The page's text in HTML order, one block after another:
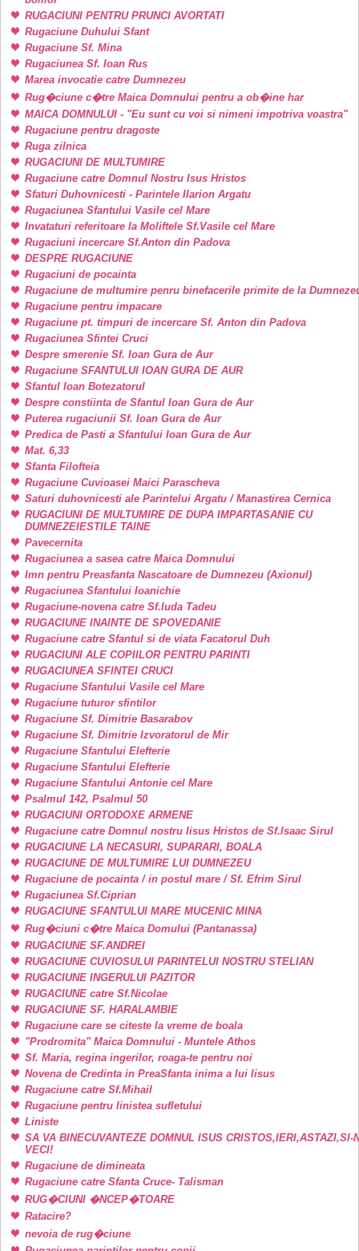
RUGACIUNI PENTRU PRUNCI AVORTATI
Rugaciune Duhului Sfant
Rugaciune Sf. Mina
Rugaciunea Sf. Ioan Rus
Marea invocatie catre Dumnezeu
Rug�ciune c�tre Maica Domnului pentru a ob�ine har
MAICA DOMNULUI - "Eu sunt cu voi si nimeni impotriva voastra"
Rugaciune pentru dragoste
Ruga zilnica
RUGACIUNI DE MULTUMIRE
Rugaciune catre Domnul Nostru Isus Hristos
Sfaturi Duhovnicesti - Parintele Ilarion Argatu
Rugaciunea Sfantului Vasile cel Mare
Invataturi referitoare la Moliftele Sf.Vasile cel Mare
Rugaciuni incercare Sf.Anton din Padova
DESPRE RUGACIUNE
Rugaciuni de pocainta
Rugaciune de multumire penru binefacerile primite de la
Rugaciune pentru impacare
Rugaciune pt. timpuri de incercare Sf. Anton din Padova
Rugaciunea Sfintei Cruci
Despre smerenie Sf. Ioan Gura de Aur
Rugaciune SFANTULUI IOAN GURA DE AUR
Sfantul Ioan Botezatorul
Despre constiinta de Sfantul Ioan Gura de Aur
Puterea rugaciunii Sf. Ioan Gura de Aur
Predica de Pasti a Sfantului Ioan Gura de Aur
Mat. 6,33
Sfanta Filofteia
Rugaciune Cuvioasei Maici Parascheva
Saturi duhovnicesti ale Parintelui Argatu / Manastirea Cernica
RUGACIUNI DE MULTUMIRE DE DUPA IMPARTASANIE CU
DUMNEZEIESTILE TAINE
Pavecernita
Rugaciunea a sasea catre Maica Domnului
Imn pentru Preasfanta Nascatoare de Dumnezeu (Axionul)
Rugaciunea Sfantului Ioanichie
Rugaciune-novena catre Sf.Iuda Tadeu
RUGACIUNE INAINTE DE SPOVEDANIE
Rugaciune catre Sfantul si de viata Facatorul Duh
RUGACIUNI ALE COPIILOR PENTRU PARINTI
RUGACIUNEA SFINTEI CRUCI
Rugaciune Sfantului Vasile cel Mare
Rugaciune tuturor sfintilor
Rugaciune Sf. Dimitrie Basarabov
Rugaciune Sf. Dimitrie Izvoratorul de Mir
Rugaciune Sfantului Elefterie
Rugaciune Sfantului Elefterie
Rugaciune Sfantului Antonie cel Mare
Psalmul 142, Psalmul 50
RUGACIUNI ORTODOXE ARMENE
Rugaciune catre Domnul nostru Iisus Hristos de Sf.Isaac Sirul
RUGACIUNE LA NECASURI, SUPARARI, BOALA
RUGACIUNE DE MULTUMIRE LUI DUMNEZEU
Rugaciune de pocainta / in postul mare / Sf. Efrim Sirul
Rugaciunea Sf.Ciprian
RUGACIUNE SFANTULUI MARE MUCENIC MINA
Rug�ciuni c�tre Maica Domului (Pantanassa)
RUGACIUNE SF.ANDREI
RUGACIUNE CUVIOSULUI PARINTELUI NOSTRU STELIAN
RUGACIUNE INGERULUI PAZITOR
RUGACIUNE catre Sf.Nicolae
RUGACIUNE SF. HARALAMBIE
Rugaciune care se citeste la vreme de boala
"Prodromita" Maica Domnului - Muntele Athos
Sf. Maria, regina ingerilor, roaga-te pentru noi
Novena de Credinta in PreaSfanta inima a lui Iisus
Rugaciune catre Sf.Mihail
Rugaciune pentru linistea sufletului
Liniste
SA VA BINECUVANTEZE DOMNUL ISUS CRISTOS,IERI,ASTAZI,SI-
VECI!
Rugaciune de dimineata
Rugaciune catre Sfanta Cruce- Talisman
RUG�CIUNI �NCEP�TOARE
Ratacire?
nevoia de rug�ciune